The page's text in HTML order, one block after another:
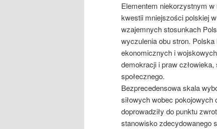
Elementem niekorzystnym w
kwestii mniejszości polskiej
wzajemnych stosunkach
wyczulenia obu stron.
ekonomicznych i
demokracji i praw
społecznego.
Bezprecedensowa skala
siłowych wobec pokojowych
doprowadziły do punktu
stanowisko zdecydowanego